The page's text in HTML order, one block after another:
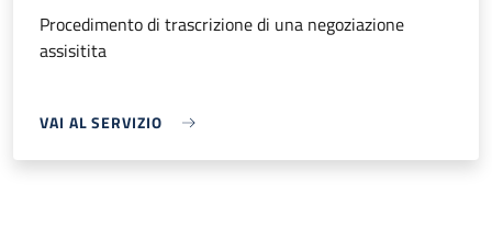
Procedimento di trascrizione di una negoziazione
assisitita
VAI AL SERVIZIO